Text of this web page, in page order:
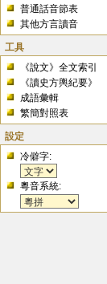
普通話音節表
其他方言讀音
工具
《說文》全文索引
《讀史方輿紀要》
成語彙輯
繁簡對照表
設定
冷僻字:
粵音系統: